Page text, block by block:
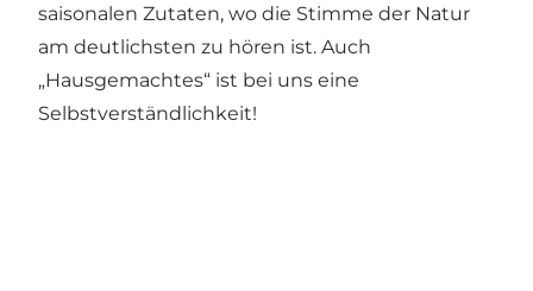
saisonalen Zutaten, wo die Stimme der Natur
am deutlichsten zu hören ist. Auch
„Hausgemachtes“ ist bei uns eine
Selbstverständlichkeit!